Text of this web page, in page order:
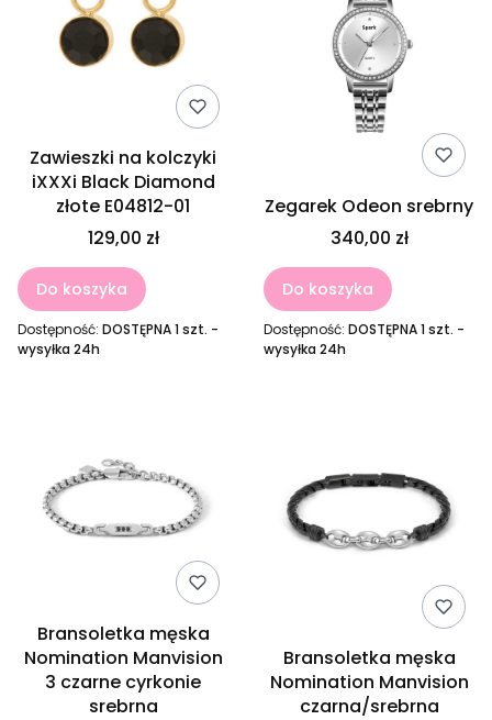
Zawieszki na kolczyki
iXXXi Black Diamond
złote E04812-01
129,00 zł
Do koszyka
Dostępność: DOSTĘPNA 1 szt. -
wysyłka 24h
Zegarek Odeon srebrny
340,00 zł
Do koszyka
Dostępność: DOSTĘPNA 1 szt. -
wysyłka 24h
Bransoletka męska
Nomination Manvision
3 czarne cyrkonie
srebrna
Bransoletka męska
Nomination Manvision
czarna/srebrna